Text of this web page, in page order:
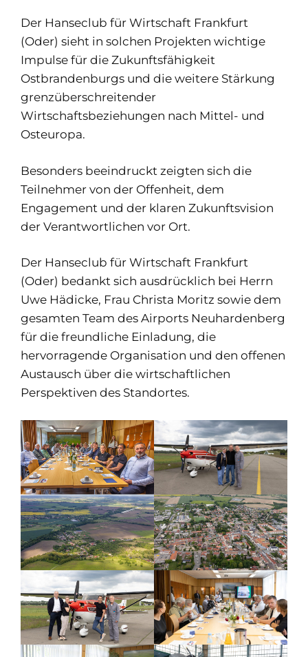
Der Hanseclub für Wirtschaft Frankfurt
(Oder) sieht in solchen Projekten wichtige
Impulse für die Zukunftsfähigkeit
Ostbrandenburgs und die weitere Stärkung
grenzüberschreitender
Wirtschaftsbeziehungen nach Mittel- und
Osteuropa.
Besonders beeindruckt zeigten sich die
Teilnehmer von der Offenheit, dem
Engagement und der klaren Zukunftsvision
der Verantwortlichen vor Ort.
Der Hanseclub für Wirtschaft Frankfurt
(Oder) bedankt sich ausdrücklich bei Herrn
Uwe Hädicke, Frau Christa Moritz sowie dem
gesamten Team des Airports Neuhardenberg
für die freundliche Einladung, die
hervorragende Organisation und den offenen
Austausch über die wirtschaftlichen
Perspektiven des Standortes.